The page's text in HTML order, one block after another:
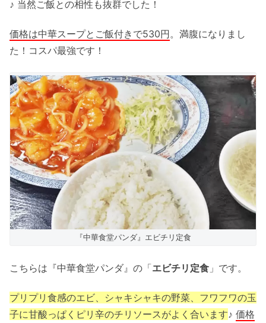
♪ 当然ご飯との相性も抜群でした！
価格は中華スープとご飯付きで530円。満腹になりまし
た！コスパ最強です！
『中華食堂パンダ』エビチリ定食
こちらは『中華食堂パンダ』の「エビチリ定食 」です。
プリプリ食感のエビ、シャキシャキの野菜、フワフワの玉
子に甘酸っぱくピリ辛のチリソースがよく合います♪ 価格